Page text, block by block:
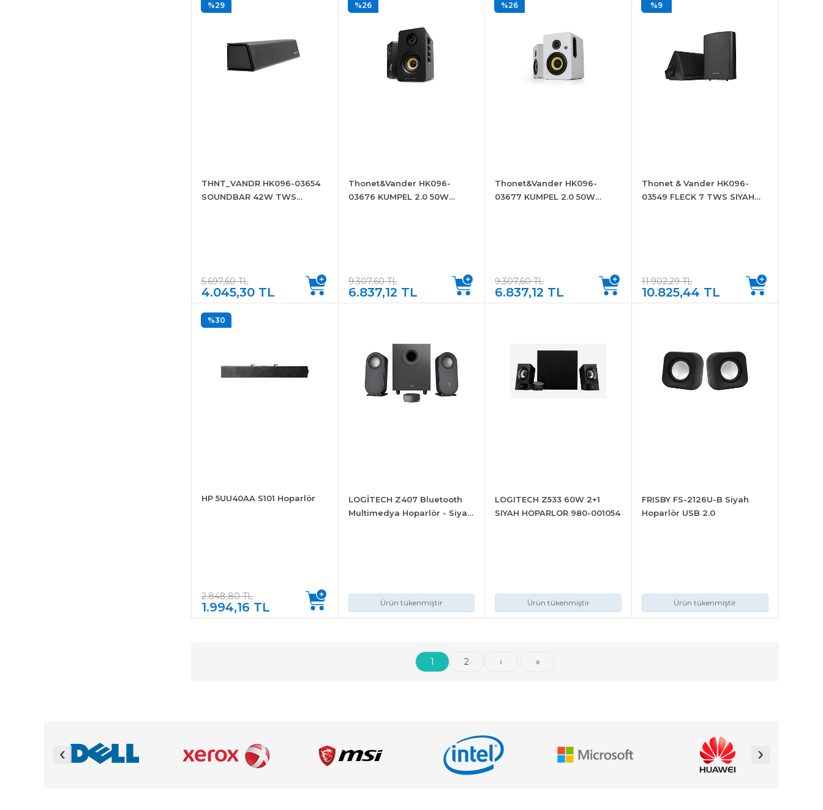
THNT_VANDR HK096-03654
SOUNDBAR 42W TWS
5.697,60 TL
4.045,30 TL
%29
Thonet&Vander HK096-
03676 KUMPEL 2.0 50W
9.307,60 TL
6.837,12 TL
%26
Thonet&Vander HK096-
03677 KUMPEL 2.0 50W
9.307,60 TL
6.837,12 TL
%26
Thonet & Vander HK096-
03549 FLECK 7 TWS SIYAH
11.902,29 TL
10.825,44 TL
%9
HP 5UU40AA S101 Hoparlör
2.848,80 TL
1.994,16 TL
%30
LOGİTECH Z407 Bluetooth
Multimedya Hoparlör - Siyah
Ürün tükenmiştir
LOGITECH Z533 60W 2+1
SIYAH HOPARLOR 980-001054
Ürün tükenmiştir
FRISBY FS-2126U-B Siyah
Hoparlör USB 2.0
Ürün tükenmiştir
1 2 › »
‹ ›